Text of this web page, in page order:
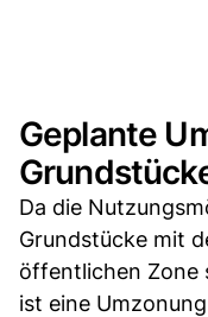
Geplante
Da die
Grundstücke mit
öffentlichen Zone
ist eine